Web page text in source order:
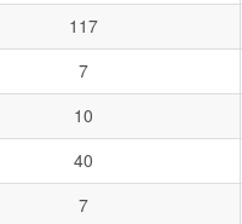
117
7
10
40
7